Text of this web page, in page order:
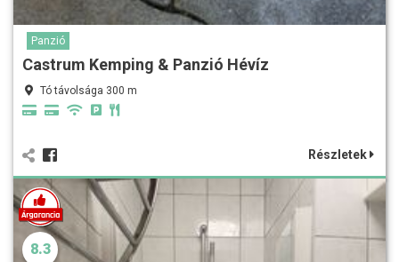
Panzió
Castrum Kemping & Panzió Hévíz
Tó távolsága 300 m
Részletek
8.3